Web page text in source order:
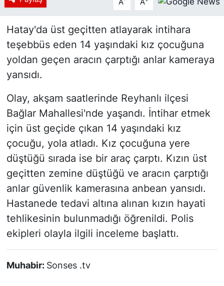
Hatay'da üst geçitten atlayarak intihara
teşebbüs eden 14 yaşındaki kız çocuğuna
yoldan geçen aracın çarptığı anlar kameraya
yansıdı.
Olay, akşam saatlerinde Reyhanlı ilçesi
Bağlar Mahallesi'nde yaşandı. İntihar etmek
için üst geçide çıkan 14 yaşındaki kız
çocuğu, yola atladı. Kız çocuğuna yere
düştüğü sırada ise bir araç çarptı. Kızın üst
geçitten zemine düştüğü ve aracın çarptığı
anlar güvenlik kamerasına anbean yansıdı.
Hastanede tedavi altına alınan kızın hayati
tehlikesinin bulunmadığı öğrenildi. Polis
ekipleri olayla ilgili inceleme başlattı.
Muhabir: Sonses .tv